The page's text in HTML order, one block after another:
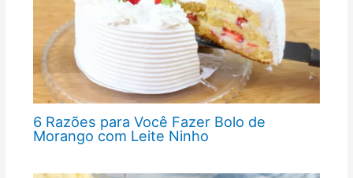
6 Razões para Você Fazer Bolo de
Morango com Leite Ninho